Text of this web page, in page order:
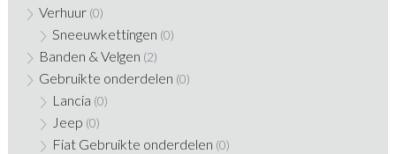
Verhuur (0)
Sneeuwkettingen (0)
Banden & Velgen (2)
Gebruikte onderdelen (0)
Lancia (0)
Jeep (0)
Fiat Gebruikte onderdelen (0)